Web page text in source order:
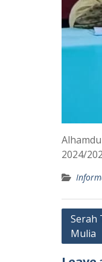
2024/
Post
Serah
Mulia